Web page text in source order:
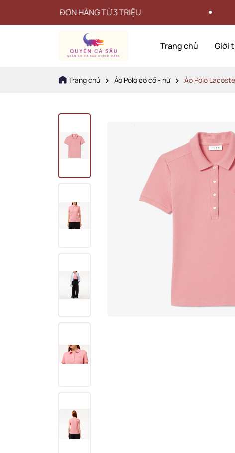
ĐƠN HÀNG TỪ 3 TRIỆU
Trang chủ Giới
Trang chủ Áo Polo có cổ - nữ Áo Polo